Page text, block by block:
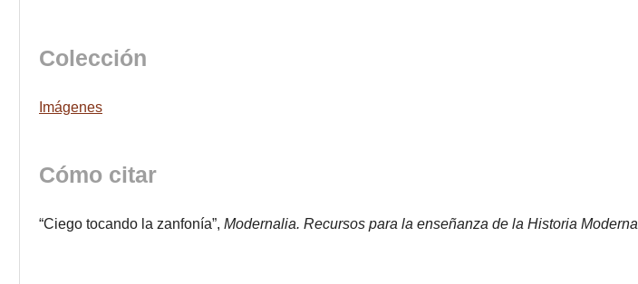
Colección
Imágenes
Cómo citar
“Ciego tocando la zanfonía”, Modernalia. Recursos para la enseñanza de la Historia Moderna